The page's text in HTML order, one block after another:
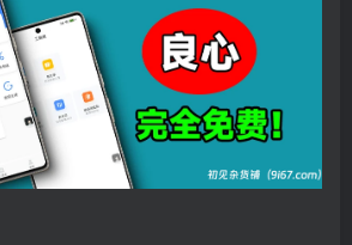
社交账号登录
登录即表示同意 用户协议、隐私声明